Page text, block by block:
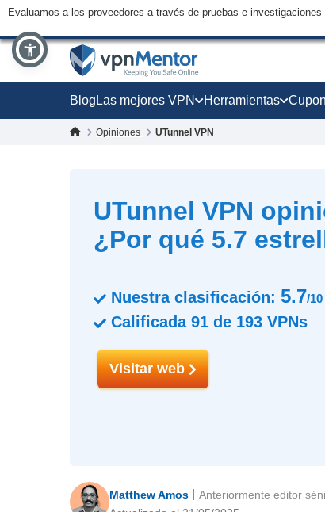
Evaluamos a los proveedores a través de pruebas e
Blog Las mejores VPN Herramientas
Opiniones UTunnel VPN
UTunnel VPN
¿Por qué 5.7
Nuestra clasificación: 5.7/10
Calificada 91 de 193 VPNs
Visitar web
Matthew Amos
Anteriormente editor